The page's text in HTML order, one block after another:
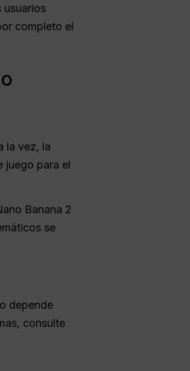
usuarios
completo el
la vez, la
juego para el
Banana 2
se
depende
consulte